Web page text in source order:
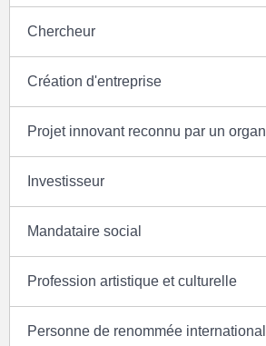
Chercheur
Création d'entreprise
Projet innovant reconnu par un
Investisseur
Mandataire social
Profession artistique et culturelle
Personne de renommée